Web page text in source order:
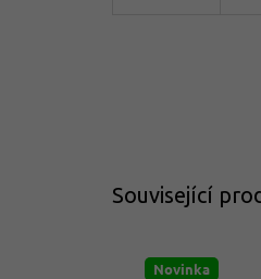
Související
Novinka